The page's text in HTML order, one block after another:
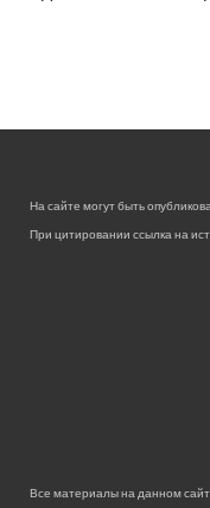
На сайте могут быть
При цитировании ссылка на
Все материалы на данном